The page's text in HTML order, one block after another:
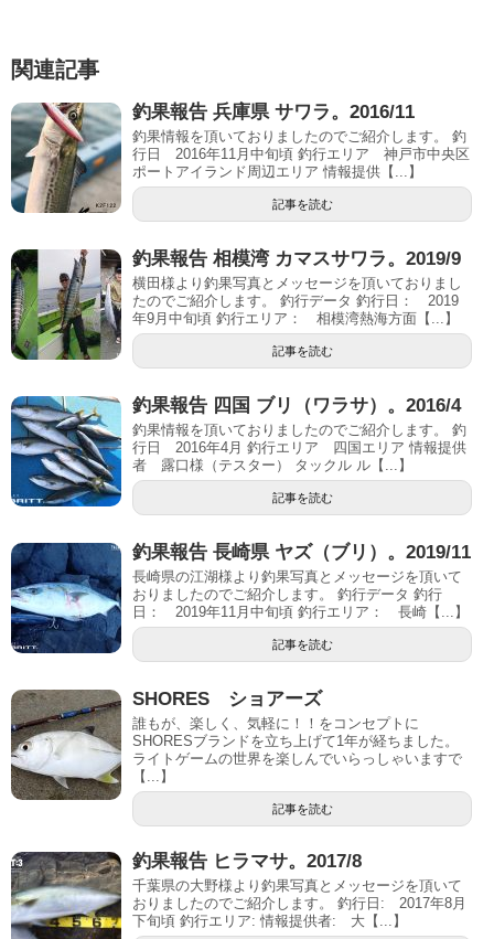
関連記事
釣果報告 兵庫県 サワラ。2016/11
釣果情報を頂いておりましたのでご紹介します。 釣
行日 2016年11月中旬頃 釣行エリア 神戸市中央区
ポートアイランド周辺エリア 情報提供【...】
記事を読む
釣果報告 相模湾 カマスサワラ。2019/9
横田様より釣果写真とメッセージを頂いておりまし
たのでご紹介します。 釣行データ 釣行日： 2019
年9月中旬頃 釣行エリア： 相模湾熱海方面【...】
記事を読む
釣果報告 四国 ブリ（ワラサ）。2016/4
釣果情報を頂いておりましたのでご紹介します。 釣
行日 2016年4月 釣行エリア 四国エリア 情報提供
者 露口様（テスター） タックル ル【...】
記事を読む
釣果報告 長崎県 ヤズ（ブリ）。2019/11
長崎県の江湖様より釣果写真とメッセージを頂いて
おりましたのでご紹介します。 釣行データ 釣行
日： 2019年11月中旬頃 釣行エリア： 長崎【...】
記事を読む
SHORES ショアーズ
誰もが、楽しく、気軽に！！をコンセプトに
SHORESブランドを立ち上げて1年が経ちました。
ライトゲームの世界を楽しんでいらっしゃいますで
【...】
記事を読む
釣果報告 ヒラマサ。2017/8
千葉県の大野様より釣果写真とメッセージを頂いて
おりましたのでご紹介します。 釣行日: 2017年8月
下旬頃 釣行エリア: 情報提供者: 大【...】